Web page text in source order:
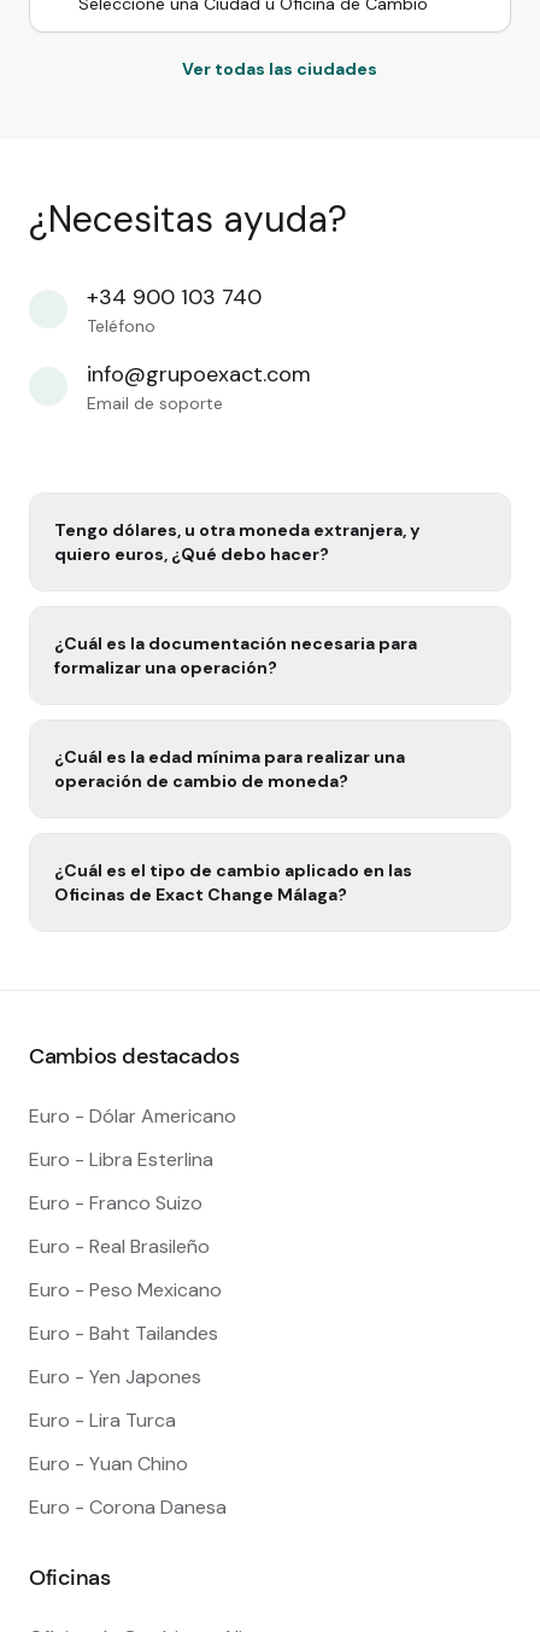
Ver todas las ciudades
¿Necesitas ayuda?
+34 900 103 740
Teléfono
info@grupoexact.com
Email de soporte
Tengo dólares, u otra moneda extranjera, y
quiero euros, ¿Qué debo hacer?
¿Cuál es la documentación necesaria para
formalizar una operación?
¿Cuál es la edad mínima para realizar una
operación de cambio de moneda?
¿Cuál es el tipo de cambio aplicado en las
Oficinas de Exact Change Málaga?
Cambios destacados
Euro - Dólar Americano
Euro - Libra Esterlina
Euro - Franco Suizo
Euro - Real Brasileño
Euro - Peso Mexicano
Euro - Baht Tailandes
Euro - Yen Japones
Euro - Lira Turca
Euro - Yuan Chino
Euro - Corona Danesa
Oficinas